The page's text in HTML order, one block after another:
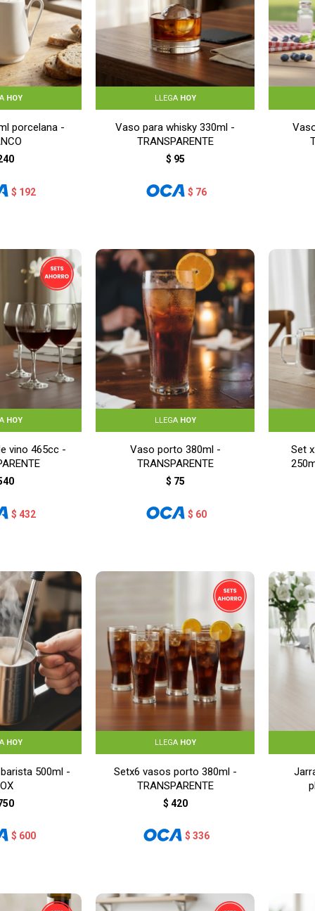
HOY
porcelana -
$ 192
LLEGA HOY
Vaso para whisky 330ml -
TRANSPARENTE
$ 95
$ 76
HOY
vino 465cc -
$ 432
LLEGA HOY
Vaso porto 380ml -
TRANSPARENTE
$ 75
$ 60
Set
HOY
500ml -
$ 600
LLEGA HOY
Setx6 vasos porto 380ml -
TRANSPARENTE
$ 420
$ 336